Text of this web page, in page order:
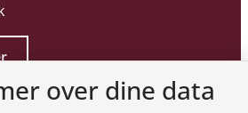
over dine data